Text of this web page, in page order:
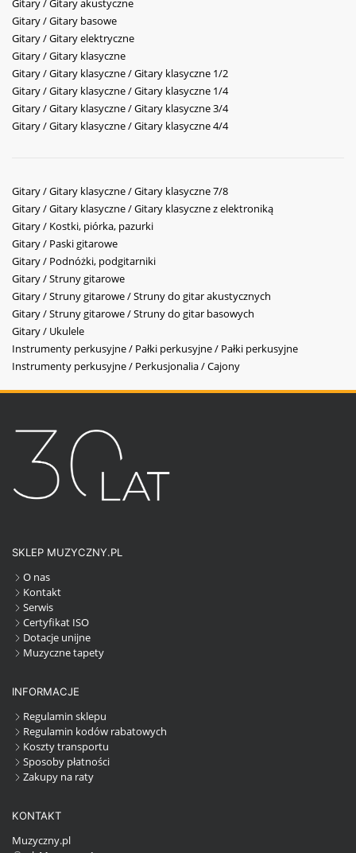
Gitary / Gitary akustyczne
Gitary / Gitary basowe
Gitary / Gitary elektryczne
Gitary / Gitary klasyczne
Gitary / Gitary klasyczne / Gitary klasyczne 1/2
Gitary / Gitary klasyczne / Gitary klasyczne 1/4
Gitary / Gitary klasyczne / Gitary klasyczne 3/4
Gitary / Gitary klasyczne / Gitary klasyczne 4/4
Gitary / Gitary klasyczne / Gitary klasyczne 7/8
Gitary / Gitary klasyczne / Gitary klasyczne z elektroniką
Gitary / Kostki, piórka, pazurki
Gitary / Paski gitarowe
Gitary / Podnóżki, podgitarniki
Gitary / Struny gitarowe
Gitary / Struny gitarowe / Struny do gitar akustycznych
Gitary / Struny gitarowe / Struny do gitar basowych
Gitary / Ukulele
Instrumenty perkusyjne / Pałki perkusyjne / Pałki perkusyjne
Instrumenty perkusyjne / Perkusjonalia / Cajony
SKLEP MUZYCZNY.PL
O nas
Kontakt
Serwis
Certyfikat ISO
Dotacje unijne
Muzyczne tapety
INFORMACJE
Regulamin sklepu
Regulamin kodów rabatowych
Koszty transportu
Sposoby płatności
Zakupy na raty
KONTAKT
Muzyczny.pl